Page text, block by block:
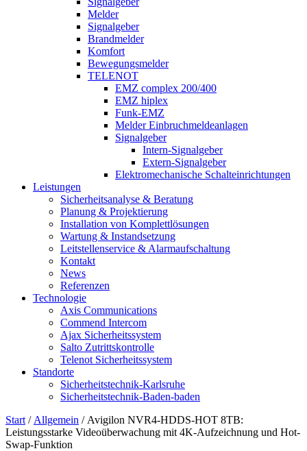
Melder
Signalgeber
Brandmelder
Komfort
Bewegungsmelder
TELENOT
EMZ complex 200/400
EMZ hiplex
Funk-EMZ
Melder Einbruchmeldeanlagen
Signalgeber
Intern-Signalgeber
Extern-Signalgeber
Elektromechanische Schalteinrichtungen
Leistungen
Sicherheitsanalyse & Beratung
Planung & Projektierung​
Installation von Komplettlösungen
Wartung & Instandsetzung
Leitstellenservice & Alarmaufschaltung
Kontakt
News
Referenzen
Technologie
Axis Communications
Commend Intercom
Ajax Sicherheitssystem​
Salto Zutrittskontrolle
Telenot Sicherheitssystem
Standorte
Sicherheitstechnik-Karlsruhe
Sicherheitstechnik-Baden-baden
Start / Allgemein / Avigilon NVR4-HDDS-HOT 8TB:
Leistungsstarke Videoüberwachung mit 4K-Aufzeichnung und Hot-
Swap-Funktion